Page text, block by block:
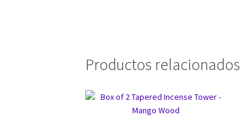
Productos relacionados